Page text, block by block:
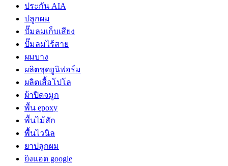
ประกัน AIA
ปลูกผม
ปั๊มลมเก็บเสียง
ปั๊มลมไร้สาย
ผมบาง
ผลิตชุดยูนิฟอร์ม
ผลิตเสื้อโปโล
ผ้าปิดจมูก
พื้น epoxy
พื้นไม้สัก
พื้นไวนิล
ยาปลูกผม
ยิงแอด google